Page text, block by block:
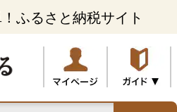
ふるさと納税サイト